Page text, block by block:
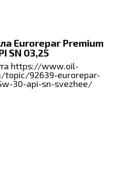
Eurorepar Premium
SN 03,25
https://www.oil-
topic/92639-eurorepar-
30-api-sn-svezhee/